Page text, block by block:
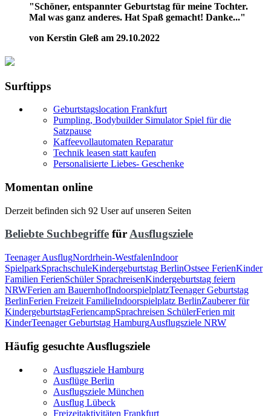
"Schöner, entspannter Geburtstag für meine Tochter.
Mal was ganz anderes. Hat Spaß gemacht! Danke..."
von Kerstin Gleß am 29.10.2022
Surftipps
Geburtstagslocation Frankfurt
Pumpling, Bodybuilder Simulator Spiel für die
Satzpause
Kaffeevollautomaten Reparatur
Technik leasen statt kaufen
Personalisierte Liebes- Geschenke
Momentan online
Derzeit befinden sich 92 User auf unseren Seiten
Beliebte Suchbegriffe fürAusflugsziele
Teenager AusflugNordrhein-WestfalenIndoor
SpielparkSprachschuleKindergeburtstag BerlinOstsee FerienKinder
Familien FerienSchüler SprachreisenKindergeburtstag feiern
NRWFerien am BauernhofIndoorspielplatzTeenager Geburtstag
BerlinFerien Freizeit FamilieIndoorspielplatz BerlinZauberer für
KindergeburtstagFeriencampSprachreisen SchülerFerien mit
KinderTeenager Geburtstag HamburgAusflugsziele NRW
Häufig gesuchte Ausflugsziele
Ausflugsziele Hamburg
Ausflüge Berlin
Ausflugsziele München
Ausflug Lübeck
Freizeitaktivitäten Frankfurt